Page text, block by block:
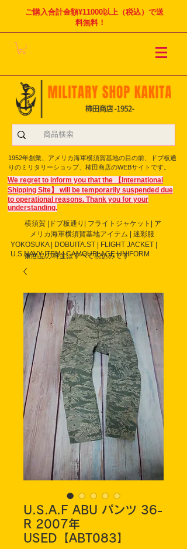
ご購入合計金額¥11000以上（税込）で送
料無料！
1952年創業、アメリカ海軍横須賀基地の目の前、ドブ板通
りのミリタリーショップ、柿田商店のWEBサイトです。
We regret to inform you that the 【International
Shipping Site】 will be temporarily suspended due
to operational reasons. Thank you for your
understanding.
横須賀 |ドブ板通り| フライト ジャケット| ア
メリカ海軍横須賀基地アイテム | 迷彩服
YOKOSUKA | DOBUITA.ST | FLIGHT JACKET |
U.S.NAVY ITEM | CAMOUFLAGE UNIFORM
※商品の料金はすべて税込みです
U.S.A.F ABU パンツ 36-
R 2007年
USED【ABT083】